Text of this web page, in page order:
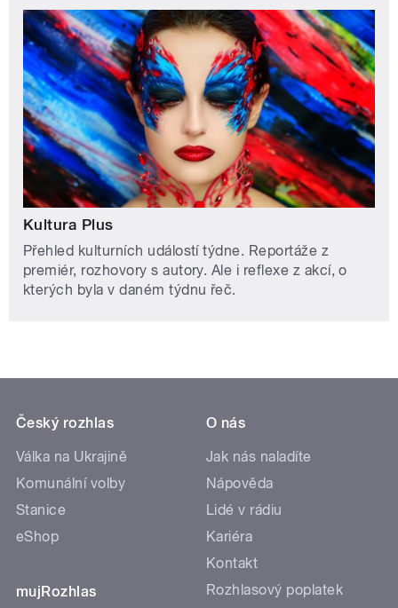
Kultura Plus
Přehled kulturních událostí týdne. Reportáže z
premiér, rozhovory s autory. Ale i reflexe z akcí, o
kterých byla v daném týdnu řeč.
Český rozhlas
Válka na Ukrajině
Komunální volby
Stanice
eShop
mujRozhlas
O nás
Jak nás naladíte
Nápověda
Lidé v rádiu
Kariéra
Kontakt
Rozhlasový poplatek